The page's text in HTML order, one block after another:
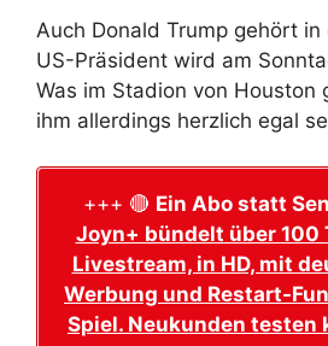
Auch Donald Trump gehört
US-Präsident wird am
Was im Stadion von Houston
ihm allerdings herzlich egal
+++ 🔴 Ein Abo statt
Joyn+ bündelt über 100
Livestream, in HD, mit
Werbung und Restart-
Spiel. Neukunden